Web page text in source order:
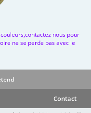
nous pour
ne se perde pas avec le
Contact